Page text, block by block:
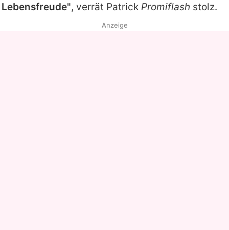
Lebensfreude", verrät Patrick Promiflash stolz.
Anzeige